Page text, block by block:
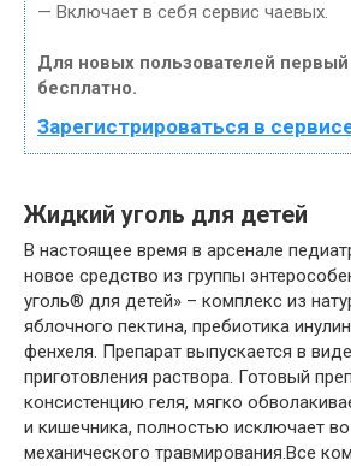
— Включает в себя сервис чаевых.
Для новых пользователей
бесплатно.
Зарегистрироваться в
Жидкий уголь для детей
В настоящее время в арсенале
новое средство из группы
уголь® для детей» – комплекс из
яблочного пектина, пребиотика
фенхеля. Препарат выпускается в
приготовления раствора. Готовый
консистенцию геля, мягко
и кишечника, полностью исключает
механического травмирования.Все